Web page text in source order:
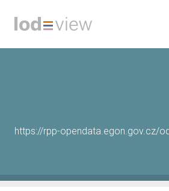
https://rpp-opendata.egon.gov.cz/